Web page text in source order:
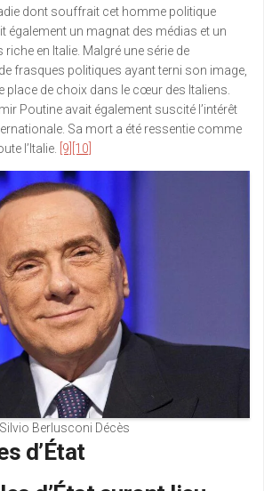
dont souffrait cet homme politique
également un magnat des médias et un
en Italie. Malgré une série de
frasques politiques ayant terni son image,
place de choix dans le cœur des Italiens.
Poutine avait également suscité l’intérêt
Sa mort a été ressentie comme
l’Italie.
[9] [10]
Silvio Berlusconi Décès
d’État